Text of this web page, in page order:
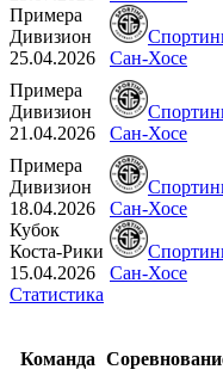
Примера
Дивизион
25.04.2026
Сан-Хосе
Примера
Дивизион
21.04.2026
Сан-Хосе
Примера
Дивизион
18.04.2026
Сан-Хосе
Кубок
Коста-Рики
15.04.2026
Сан-Хосе
Статистика
Команда